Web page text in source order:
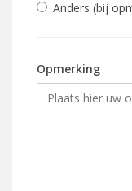
Anders (bij
Opmerking